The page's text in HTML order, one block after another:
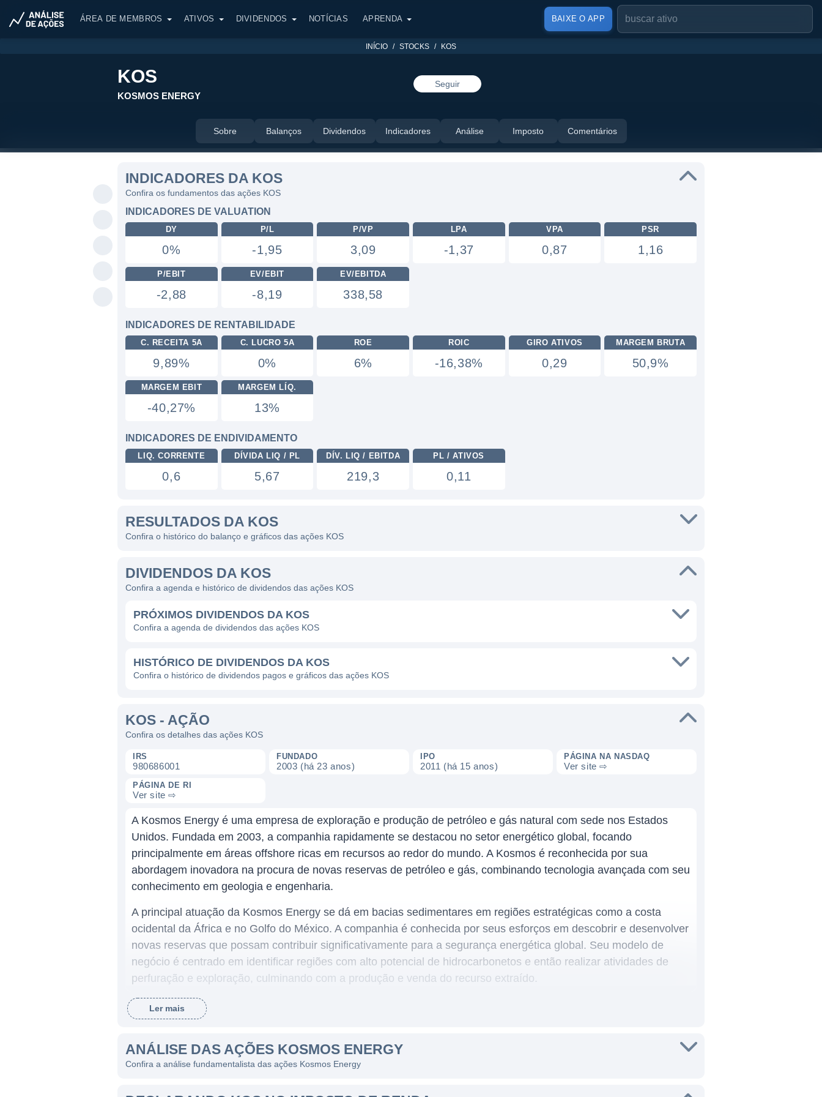
ÁREA DE MEMBROS ATIVOS DIVIDENDOS NOTÍCIAS APRENDA BAIXE O APP
INÍCIO STOCKS KOS
KOS
KOSMOS ENERGY
Seguir
Sobre Balanços Dividendos Indicadores Análise Imposto Comentários
INDICADORES DA KOS
Confira os fundamentos das ações KOS
INDICADORES DE VALUATION
DY
0%
P/L
-1,95
P/VP
3,09
LPA
-1,37
VPA
0,87
PSR
1,16
P/EBIT
-2,88
EV/EBIT
-8,19
EV/EBITDA
338,58
INDICADORES DE RENTABILIDADE
C. RECEITA 5A
9,89%
C. LUCRO 5A
0%
ROE
6%
ROIC
-16,38%
GIRO ATIVOS
0,29
MARGEM BRUTA
50,9%
MARGEM EBIT
-40,27%
MARGEM LÍQ.
13%
INDICADORES DE ENDIVIDAMENTO
LIQ. CORRENTE
0,6
DÍVIDA LIQ / PL
5,67
DÍV. LIQ / EBITDA
219,3
PL / ATIVOS
0,11
RESULTADOS DA KOS
Confira o histórico do balanço e gráficos das ações KOS
DIVIDENDOS DA KOS
Confira a agenda e histórico de dividendos das ações KOS
PRÓXIMOS DIVIDENDOS DA KOS
Confira a agenda de dividendos das ações KOS
HISTÓRICO DE DIVIDENDOS DA KOS
Confira o histórico de dividendos pagos e gráficos das ações KOS
KOS - AÇÃO
Confira os detalhes das ações KOS
IRS
980686001
FUNDADO
2003 (há 23 anos)
IPO
2011 (há 15 anos)
PÁGINA NA NASDAQ
Ver site ⇨
PÁGINA DE RI
Ver site ⇨
A Kosmos Energy é uma empresa de exploração e produção de petróleo e gás natural com sede nos Estados
Unidos. Fundada em 2003, a companhia rapidamente se destacou no setor energético global, focando
principalmente em áreas offshore ricas em recursos ao redor do mundo. A Kosmos é reconhecida por sua
abordagem inovadora na procura de novas reservas de petróleo e gás, combinando tecnologia avançada com seu
conhecimento em geologia e engenharia.
A principal atuação da Kosmos Energy se dá em bacias sedimentares em regiões estratégicas como a costa
ocidental da África e no Golfo do México. A companhia é conhecida por seus esforços em descobrir e desenvolver
novas reservas que possam contribuir significativamente para a segurança energética global. Seu modelo de
negócio é centrado em identificar regiões com alto potencial de hidrocarbonetos e então realizar atividades de
perfuração e exploração, culminando com a produção e venda do recurso extraído.
ATUAÇÃO E LINHAS DE NEGÓCIO DA KOSMOS ENERGY
A Kosmos Energy opera principalmente nas áreas de exploração e produção de petróleo e gás, mas também é
ativa em várias atividades que garantem a eficiência e a sustentabilidade dos projetos. A empresa busca
constantemente expandir suas operações para novas áreas geográficas com potencial energético, além de
Ler mais
ANÁLISE DAS AÇÕES KOSMOS ENERGY
Confira a análise fundamentalista das ações Kosmos Energy